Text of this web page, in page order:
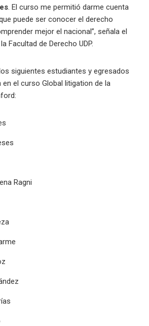
. El curso me permitió darme cuenta
puede ser conocer el derecho
mejor el nacional”, señala el
Facultad de Derecho UDP.
siguientes estudiantes y egresados
el curso Global litigation de la
Ragni